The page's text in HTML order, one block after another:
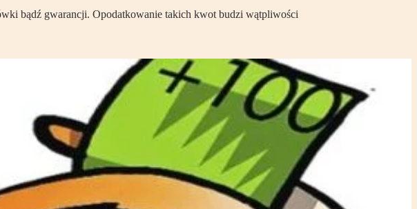
bądź gwarancji. Opodatkowanie takich kwot budzi wątpliwości